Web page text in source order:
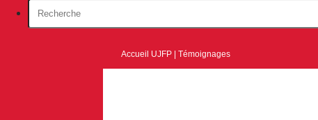
Accueil UJFP |Témoignages